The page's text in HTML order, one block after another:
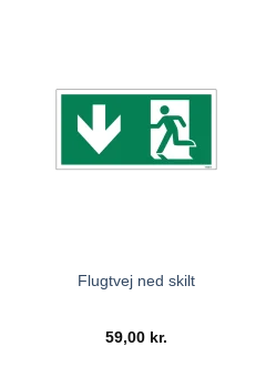
Flugtvej ned skilt
59,00 kr.